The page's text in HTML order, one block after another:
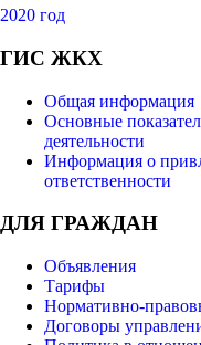
2020 год
ГИС ЖКХ
Общая информация
Основные
деятельности
Информация о
ответственности
ДЛЯ ГРАЖДАН
Объявления
Тарифы
Нормативно-
Договоры